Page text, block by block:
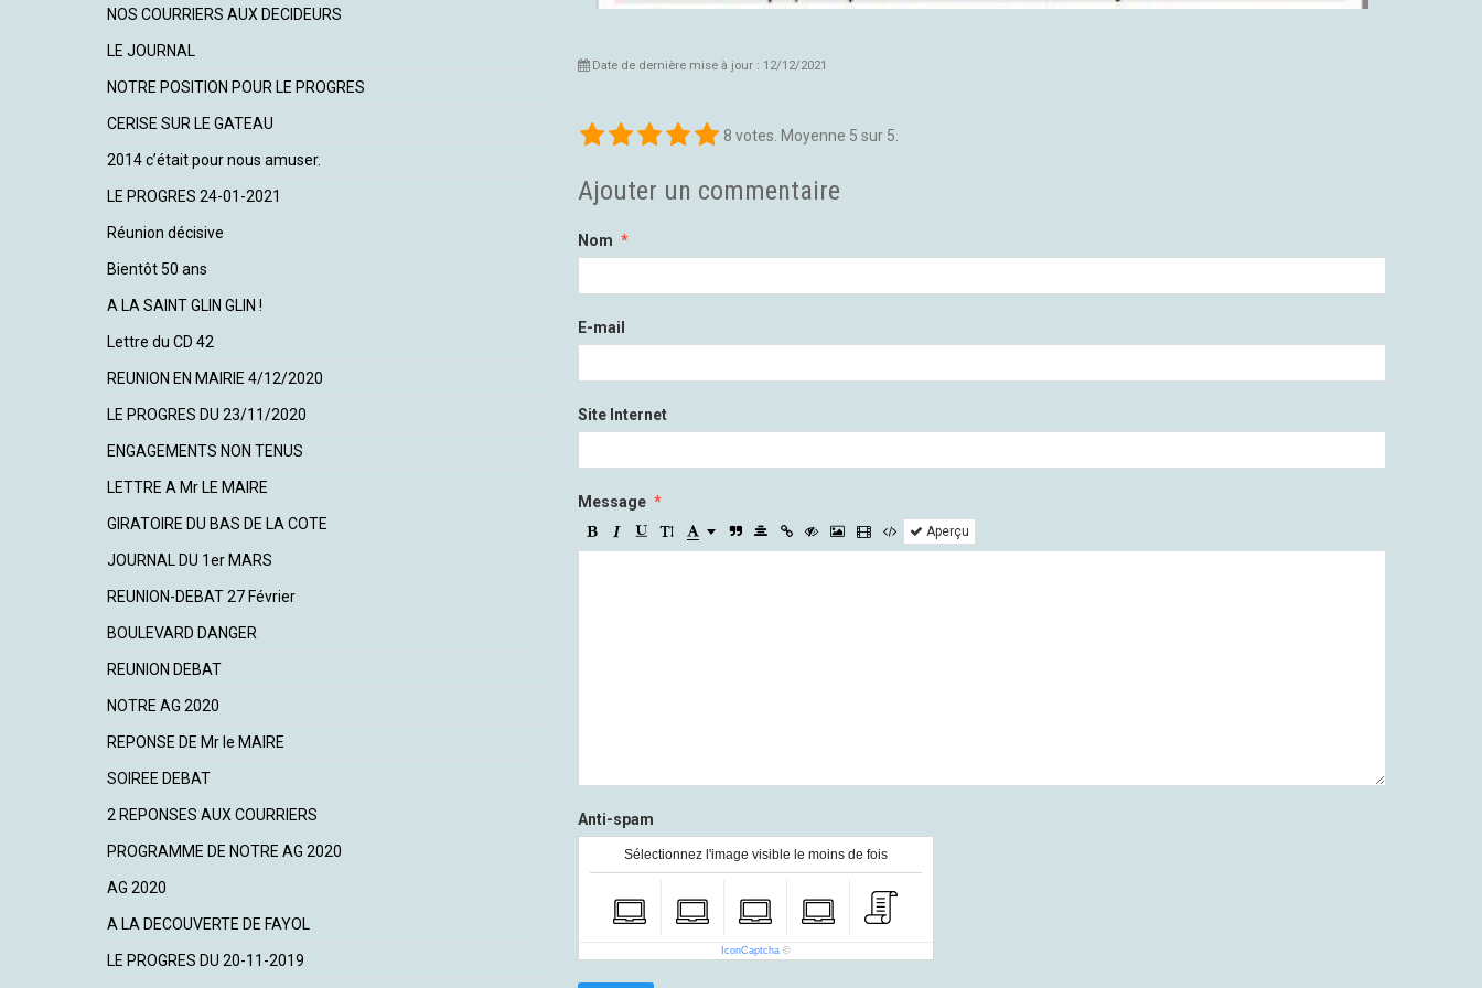
Date de dernière mise à jour : 12/12/2021
8 votes. Moyenne 5 sur 5.
Ajouter un commentaire
Nom
E-mail
Site Internet
Message
Aperçu
Anti-spam
Sélectionnez l'image visible le moins de fois
IconCaptcha ©
NOS COURRIERS AUX DECIDEURS
LE JOURNAL
NOTRE POSITION POUR LE PROGRES
CERISE SUR LE GATEAU
2014 c’était pour nous amuser.
LE PROGRES 24-01-2021
Réunion décisive
Bientôt 50 ans
A LA SAINT GLIN GLIN !
Lettre du CD 42
REUNION EN MAIRIE 4/12/2020
LE PROGRES DU 23/11/2020
ENGAGEMENTS NON TENUS
LETTRE A Mr LE MAIRE
GIRATOIRE DU BAS DE LA COTE
JOURNAL DU 1er MARS
REUNION-DEBAT 27 Février
BOULEVARD DANGER
REUNION DEBAT
NOTRE AG 2020
REPONSE DE Mr le MAIRE
SOIREE DEBAT
2 REPONSES AUX COURRIERS
PROGRAMME DE NOTRE AG 2020
AG 2020
A LA DECOUVERTE DE FAYOL
LE PROGRES DU 20-11-2019